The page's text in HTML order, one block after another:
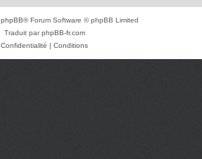
h
phpBB® Forum Software © phpBB Limited
Traduit parphpBB-fr.com
Confidentialité | Conditions